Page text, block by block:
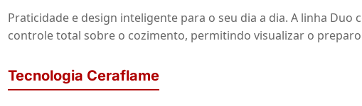
Praticidade e design inteligente para o seu dia a dia. A linha
controle total sobre o cozimento, permitindo visualizar o
Tecnologia Ceraflame